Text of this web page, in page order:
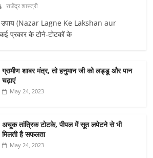
राजेंद्र शास्त्री
(Nazar Lagne Ke Lakshan aur
प्रकार के टोने-टोटकों के
ग्रामीण शाबर मंत्र, तो हनुमान जी को लड्डू और पान
चढ़ाएं
May 24, 2023
अचूक तांत्रिक टोटके, पीपल में सूत लपेटने से भी
मिलती है सफलता
May 24, 2023